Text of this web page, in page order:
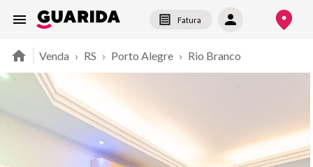
Fatura
Venda › RS › Porto Alegre › Rio Branco